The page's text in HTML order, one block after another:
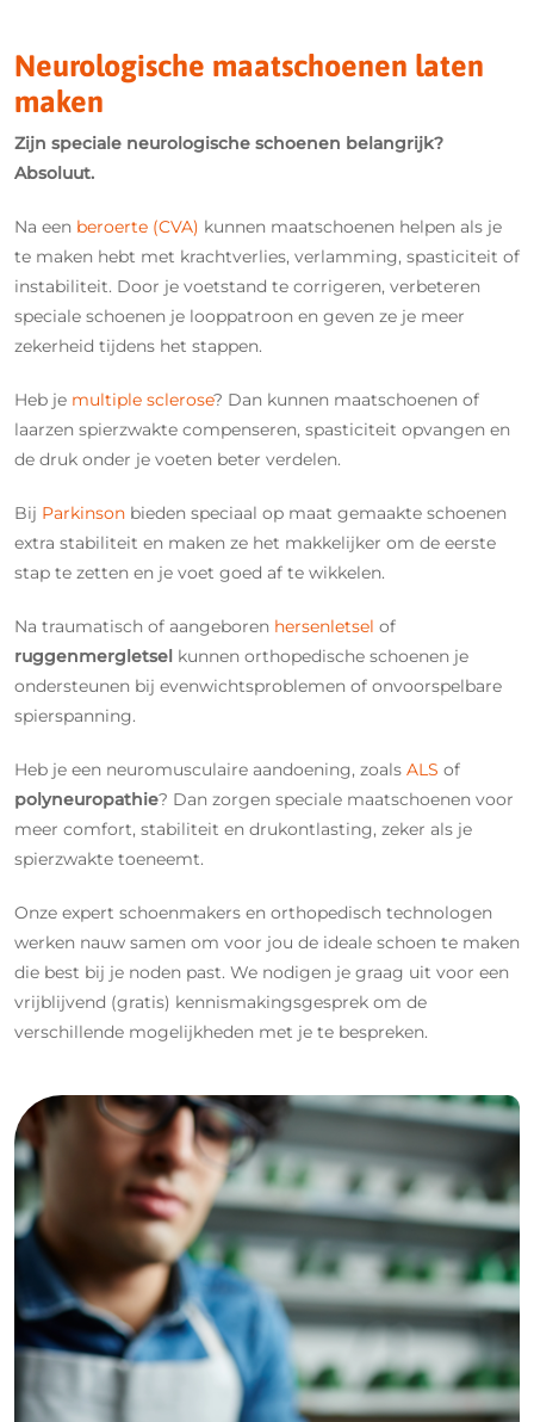
Neurologische maatschoenen laten
maken
Zijn speciale neurologische schoenen belangrijk?
Absoluut.
Na een beroerte (CVA) kunnen maatschoenen helpen als je
te maken hebt met krachtverlies, verlamming, spasticiteit of
instabiliteit. Door je voetstand te corrigeren, verbeteren
speciale schoenen je looppatroon en geven ze je meer
zekerheid tijdens het stappen.
Heb je multiple sclerose? Dan kunnen maatschoenen of
laarzen spierzwakte compenseren, spasticiteit opvangen en
de druk onder je voeten beter verdelen.
Bij Parkinson bieden speciaal op maat gemaakte schoenen
extra stabiliteit en maken ze het makkelijker om de eerste
stap te zetten en je voet goed af te wikkelen.
Na traumatisch of aangeboren hersenletsel of
ruggenmergletsel kunnen orthopedische schoenen je
ondersteunen bij evenwichtsproblemen of onvoorspelbare
spierspanning.
Heb je een neuromusculaire aandoening, zoals ALS of
polyneuropathie? Dan zorgen speciale maatschoenen voor
meer comfort, stabiliteit en drukontlasting, zeker als je
spierzwakte toeneemt.
Onze expert schoenmakers en orthopedisch technologen
werken nauw samen om voor jou de ideale schoen te maken
die best bij je noden past. We nodigen je graag uit voor een
vrijblijvend (gratis) kennismakingsgesprek om de
verschillende mogelijkheden met je te bespreken.